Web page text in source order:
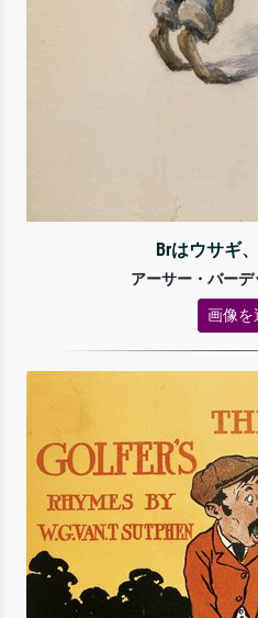
Brはウサギ
アーサー・バー
画像を